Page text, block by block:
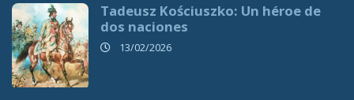
Tadeusz Kościuszko: Un héroe de
dos naciones
13/02/2026